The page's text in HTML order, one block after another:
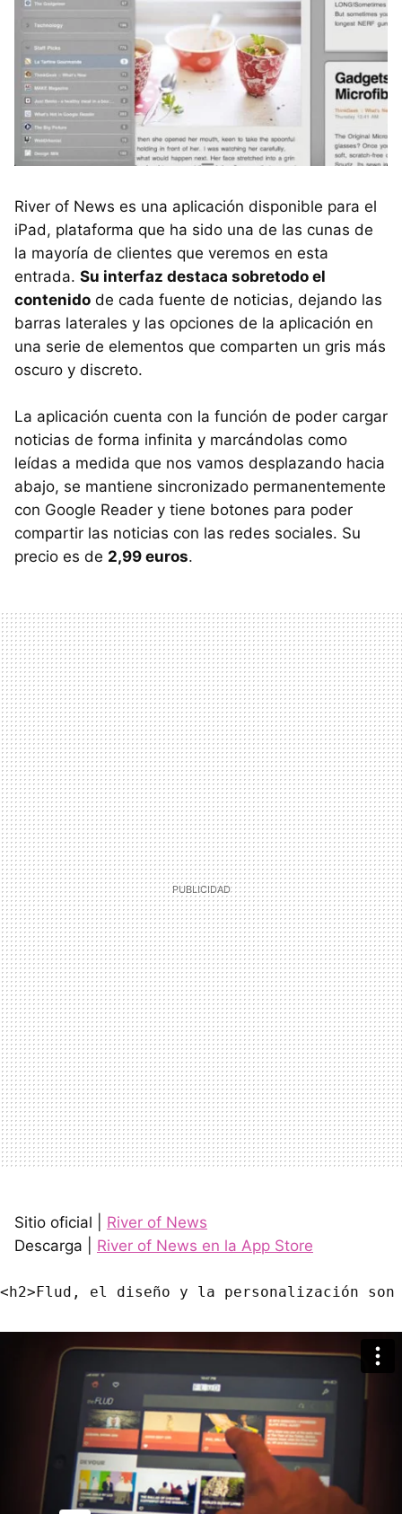
River of News es una aplicación disponible para el
iPad, plataforma que ha sido una de las cunas de
la mayoría de clientes que veremos en esta
entrada. Su interfaz destaca sobretodo el
contenido de cada fuente de noticias, dejando las
barras laterales y las opciones de la aplicación en
una serie de elementos que comparten un gris más
oscuro y discreto.
La aplicación cuenta con la función de poder cargar
noticias de forma infinita y marcándolas como
leídas a medida que nos vamos desplazando hacia
abajo, se mantiene sincronizado permanentemente
con Google Reader y tiene botones para poder
compartir las noticias con las redes sociales. Su
precio es de 2,99 euros.
Sitio oficial | River of News
Descarga | River of News en la App Store